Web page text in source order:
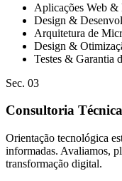
Aplicações Web
Design &
Arquitetura de
Design &
Testes & Garantia
Sec. 03
Consultoria Técnica
Orientação tecnológica
informadas. Avaliamos,
transformação digital.